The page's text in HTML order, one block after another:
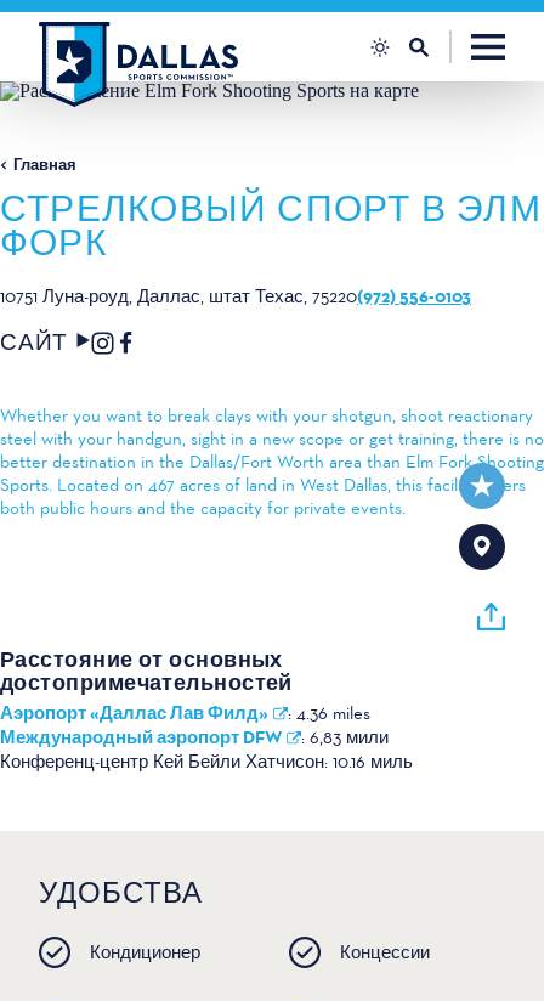
Перейти к содержанию
Главная
СТРЕЛКОВЫЙ СПОРТ В ЭЛМ
ФОРК
10751 Луна-роуд Даллас, штат Техас, 75220(972) 556-0103
САЙТ
Whether you want to break clays with your shotgun, shoot reactionary
steel with your handgun, sight in a new scope or get training, there is no
better destination in the Dallas/Fort Worth area than Elm Fork Shooting
Sports. Located on 467 acres of land in West Dallas, this facility offers
both public hours and the capacity for private events.
Расстояние от основных
достопримечательностей
Аэропорт «Даллас Лав Филд» : 4.36 miles
Международный аэропорт DFW : 6,83 мили
Конференц-центр Кей Бейли Хатчисон: 10.16 миль
УДОБСТВА
Кондиционер Концессии